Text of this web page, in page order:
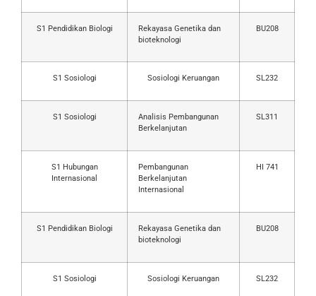
S1 Pendidikan Biologi
Rekayasa Genetika dan
bioteknologi
BU208
S1 Sosiologi Sosiologi Keruangan SL232
S1 Sosiologi
Analisis Pembangunan
Berkelanjutan
SL311
S1 Hubungan
Internasional
Pembangunan
Berkelanjutan
Internasional
HI 741
S1 Pendidikan Biologi
Rekayasa Genetika dan
bioteknologi
BU208
S1 Sosiologi Sosiologi Keruangan SL232